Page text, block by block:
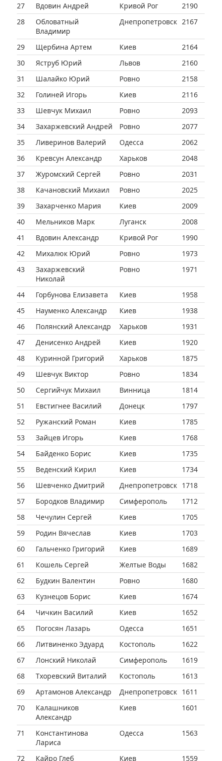
27
Вдовин Андрей Кривой Рог
2190
28
Обловатный
Владимир
Днепропетровск 2167
29 Щербина Артем Киев
2164
30
Яструб Юрий Львов
2160
31
Шалайко Юрий Ровно
2158
32
Голиней Игорь Киев
2116
33
Шевчук Михаил Ровно
2093
34
Захаржевский Андрей Ровно
2077
35
Ливеринов Валерий Одесса
2062
36
Кревсун Александр Харьков
2048
37
Журомский Сергей Ровно
2031
38
Качановский Михаил Ровно
2025
39
Захарченко Мария Киев
2009
40
Мельников Марк Луганск
2008
41
Вдовин Александр Кривой Рог
1990
42
Михалюк Юрий Ровно
1973
43
Захаржевский
Николай
Ровно 1971
44 Горбунова Елизавета Киев
1958
45
Науменко Александр Киев
1938
46
Полянский Александр Харьков
1931
47
Денисенко Андрей Киев
1920
48
Куринной Григорий Харьков
1875
49
Шевчук Виктор Ровно
1834
50
Сергийчук Михаил Винница
1814
51
Евстигнее Василий Донецк
1797
52
Ружанский Роман Киев
1785
53
Зайцев Игорь Киев
1768
54
Байденко Борис Киев
1735
55
Веденский Кирил Киев
1734
56
Шевченко Дмитрий Днепропетровск 1718
57
Бородков Владимир Симферополь
1712
58
Чечулин Сергей Киев
1705
59
Родин Вячеслав Киев
1703
60
Гальченко Григорий Киев
1689
61
Кошель Сергей Желтые Воды
1682
62
Будкин Валентин Ровно
1680
63
Кузнецов Борис Киев
1674
64
Чичкин Василий Киев
1652
65
Погосян Лазарь Одесса
1651
66
Литвиненко Эдуард Костополь
1622
67
Лонский Николай Симферополь
1619
68
Тхоревский Виталий Костополь
1613
69
Артамонов Александр Днепропетровск 1611
70
Калашников
Александр
Киев 1601
71
Константинова
Лариса
Одесса 1563
72 Кайро Глеб Киев 1559